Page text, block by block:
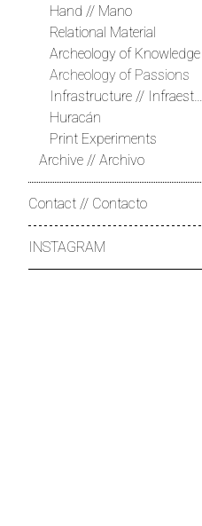
Hand // Mano
Relational Material
Archeology of Knowledge
Archeology of Passions
Infrastructure // Infraestructura
Huracán
Print Experiments
Archive // Archivo
Contact // Contacto
INSTAGRAM